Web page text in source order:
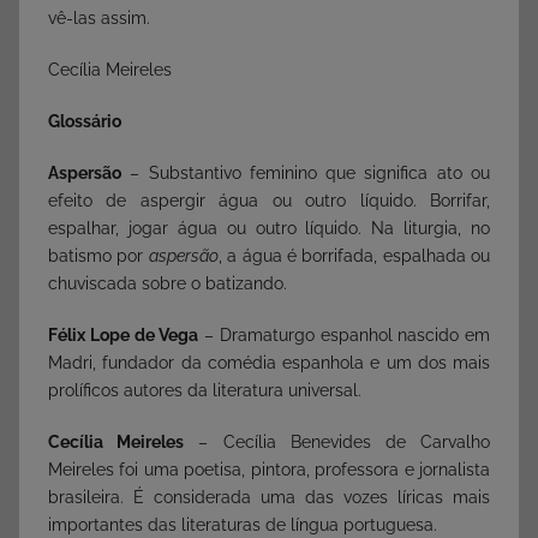
vê-las assim.
Cecília Meireles
Glossário
Aspersão – Substantivo feminino que significa ato ou
efeito de aspergir água ou outro líquido. Borrifar,
espalhar, jogar água ou outro líquido. Na liturgia, no
batismo por aspersão, a água é borrifada, espalhada ou
chuviscada sobre o batizando.
Félix Lope de Vega – Dramaturgo espanhol nascido em
Madri, fundador da comédia espanhola e um dos mais
prolíficos autores da literatura universal.
Cecília Meireles – Cecília Benevides de Carvalho
Meireles foi uma poetisa, pintora, professora e jornalista
brasileira. É considerada uma das vozes líricas mais
importantes das literaturas de língua portuguesa.